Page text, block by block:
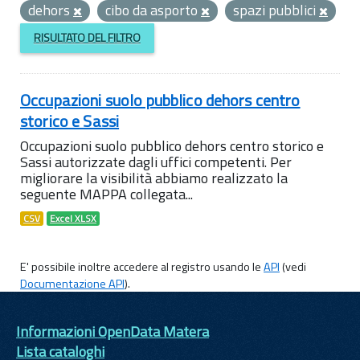
dehors
cibo da asporto spazi pubblici
RISULTATO DEL FILTRO
Occupazioni suolo pubblico dehors centro
storico e Sassi
Occupazioni suolo pubblico dehors centro storico e
Sassi autorizzate dagli uffici competenti. Per
migliorare la visibilità abbiamo realizzato la
seguente MAPPA collegata...
CSV Excel XLSX
E' possibile inoltre accedere al registro usando leAPI(vedi
Documentazione API).
Informazioni OpenData Matera
Lista cataloghi